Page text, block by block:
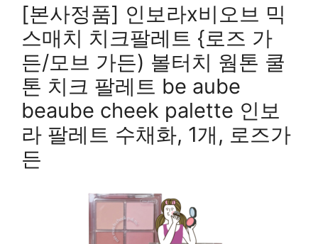
[본사정품] 인보라x비오브 믹
스매치 치크팔레트 {로즈 가
든/모브 가든) 볼터치 웜톤 쿨
톤 치크 팔레트 be aube
beaube cheek palette 인보
라 팔레트 수채화, 1개, 로즈가
든